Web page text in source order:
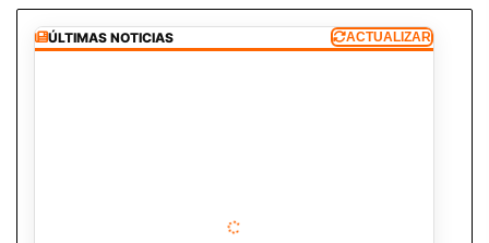
ÚLTIMAS NOTICIAS ACTUALIZAR